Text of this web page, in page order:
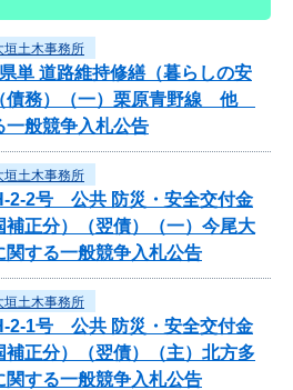
垣土木事務所
単 道路維持修繕（暮らしの安
債務）（一）栗原青野線 他
一般競争入札公告
垣土木事務所
2-2号 公共 防災・安全交付金
補正分）（翌債）（一）今尾大
する一般競争入札公告
垣土木事務所
2-1号 公共 防災・安全交付金
補正分）（翌債）（主）北方多
する一般競争入札公告